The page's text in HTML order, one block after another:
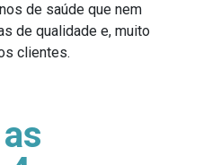
de saúde que nem
de qualidade e, muito
clientes.